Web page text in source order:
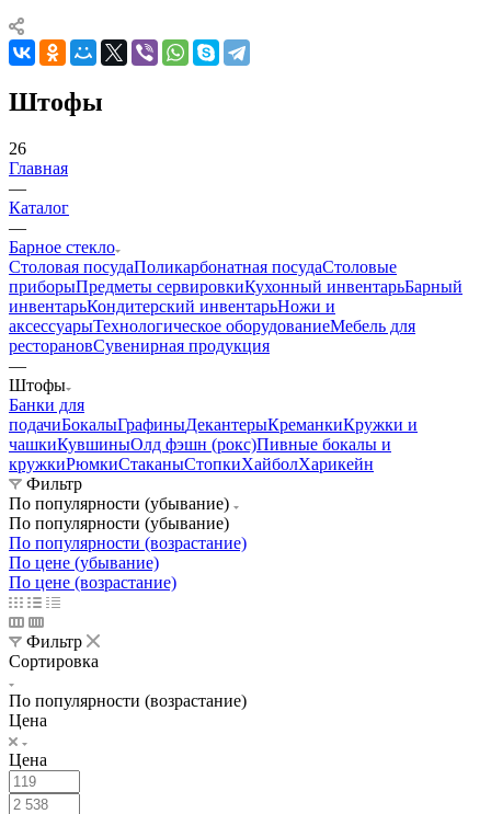
Штофы
26
Главная
—
Каталог
—
Барное стекло
Столовая посудаПоликарбонатная посудаСтоловые
приборыПредметы сервировкиКухонный инвентарьБарный
инвентарьКондитерский инвентарьНожи и
аксессуарыТехнологическое оборудованиеМебель для
ресторановСувенирная продукция
—
Штофы
Банки для
подачиБокалыГрафиныДекантерыКреманкиКружки и
чашкиКувшиныОлд фэшн (рокс)Пивные бокалы и
кружкиРюмкиСтаканыСтопкиХайболХарикейн
Фильтр
По популярности (убывание)
По популярности (убывание)
По популярности (возрастание)
По цене (убывание)
По цене (возрастание)
Фильтр
Сортировка
По популярности (возрастание)
Цена
Цена